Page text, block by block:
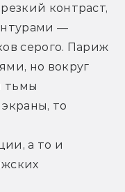
контраст,
—
серого. Париж
но вокруг
тьмы
то
а то и